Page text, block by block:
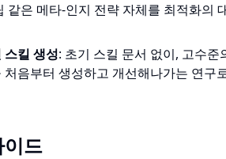
같은 메타-인지 전략 자체를 최적화의
스킬 생성: 초기 스킬 문서 없이, 고수준
처음부터 생성하고 개선해나가는 연구
드